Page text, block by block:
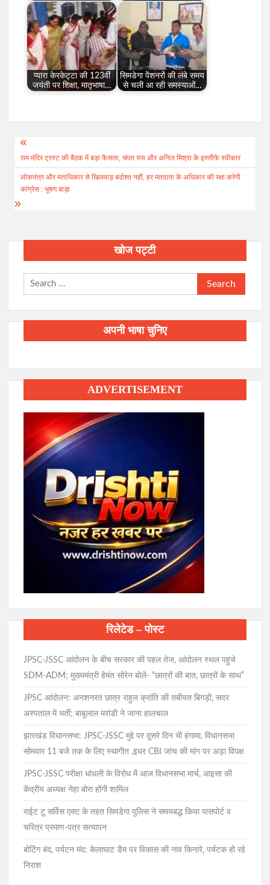
प्यारा केरकेट्टा की 123वीं
जयंती पर शिक्षा, मातृभाषा…
सिमडेगा पेंशनरों की लंबे समय
से चली आ रही समस्याओं…
Post
navigation
राम मंदिर ट्रस्ट की बैठक में बड़ा फैसला, चंपत राय और अनिल मिश्रा के इस्तीफे स्वीकार
लोकतंत्र और मताधिकार से खिलवाड़ बर्दाश्त नहीं, हर मतदाता के अधिकार की रक्षा करेगी
कांग्रेस : भूषण बाड़ा
खोज पट्टी
Search
for:
अपनी भाषा चुनिए
ADVERTISEMENT
रिलेटेड – पोस्ट
JPSC-JSSC आंदोलन के बीच सरकार की पहल तेज, आंदोलन स्थल पहुंचे
SDM-ADM; मुख्यमंत्री हेमंत सोरेन बोले- “छात्रों की बात, छात्रों के साथ”
JPSC आंदोलन: अनशनरत छात्र राहुल क्रांति की तबीयत बिगड़ी, सदर
अस्पताल में भर्ती; बाबूलाल मरांडी ने जाना हालचाल
झारखंड विधानसभा: JPSC-JSSC मुद्दे पर दूसरे दिन भी हंगामा, विधानसभा
सोमवार 11 बजे तक के लिए स्थागीत ,इधर CBI जांच की मांग पर अड़ा विपक्ष
JPSC-JSSC परीक्षा धांधली के विरोध में आज विधानसभा मार्च, आइसा की
केंद्रीय अध्यक्ष नेहा बोरा होंगी शामिल
राईट टू सर्विस एक्ट के तहत सिमडेगा पुलिस ने समयबद्ध किया पासपोर्ट व
चरित्र प्रमाण-पत्र सत्यापन
बोटिंग बंद, पर्यटन मंद: केलाघाट डैम पर विकास की नाव किनारे, पर्यटक हो रहे
निराश